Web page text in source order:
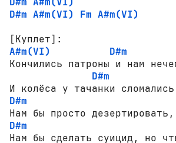
D#m A#m(VI) Fm A#m(VI)
[Куплет]:
A#m(VI)
D#m
Кончились патроны и нам
D#m
D#m
D#m
Нам бы сделать суицид, но